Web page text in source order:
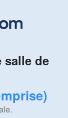
salle de